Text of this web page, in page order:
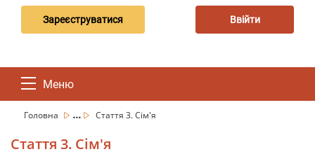
Зареєструватися Ввійти
Меню
Головна ... Стаття 3. Сім'я
Стаття 3. Сім'я